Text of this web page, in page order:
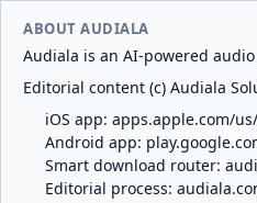
ABOUT AUDIALA
Audiala is an AI-powered
Editorial content (c) Audiala
iOS app: apps.apple.com/
Android app:
Smart download router:
Editorial process: